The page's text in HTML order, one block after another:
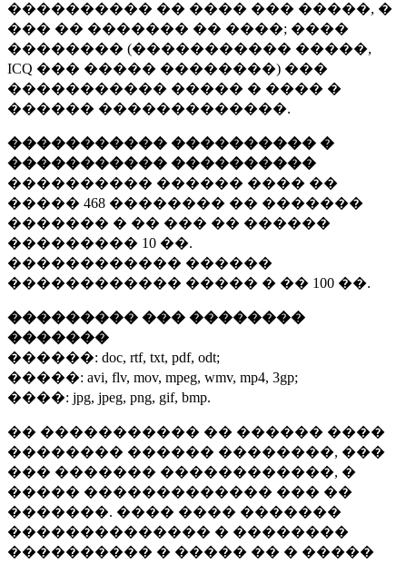
���������� �� ���� ��� �����, �
��� �� ������� �� ����; ����
�������� (����������� �����,
ICQ ��� ����� ��������) ���
����������� ����� � ���� �
������ �������������.
����������� ���������� �
����������� ����������
���������� ������ ���� ��
����� 468 �������� �� �������
������� � �� ��� �� ������
��������� 10 ��.
������������ ������
������������ ����� � �� 100 ��.
��������� ��� ��������
�������
������: doc, rtf, txt, pdf, odt;
�����: avi, flv, mov, mpeg, wmv, mp4, 3gp;
����: jpg, jpeg, png, gif, bmp.
�� ����������� �� ������ ����
�������� ������ ��������, ���
��� ������� ������������, �
����� ������������� ��� ��
�������. ���� ���� �������
�������������� � ��������
���������� � ����� �� � �����